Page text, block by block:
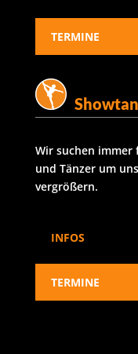
TERMINE
Wir suchen
und Tänzer um
vergrößern.
INFOS
TERMINE